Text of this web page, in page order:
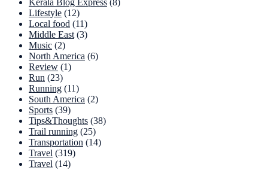
Kerala Blog Express (8)
Lifestyle (12)
Local food (11)
Middle East (3)
Music (2)
North America (6)
Review (1)
Run (23)
Running (11)
South America (2)
Sports (39)
Tips&Thoughts (38)
Trail running (25)
Transportation (14)
Travel (319)
Travel (14)